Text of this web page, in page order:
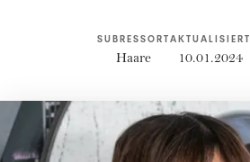
SUBRESSORT
Haare
AKTUALISIERT
10.01.2024